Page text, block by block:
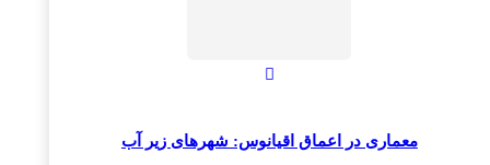
معماری در اعماق اقیانوس: شهرهای زیر آب